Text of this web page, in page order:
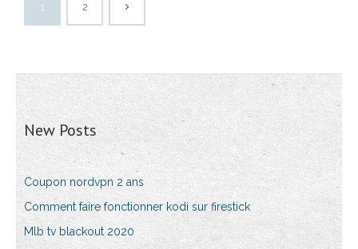
1 2
New Posts
Coupon nordvpn 2 ans
Comment faire fonctionner kodi sur firestick
Mlb tv blackout 2020